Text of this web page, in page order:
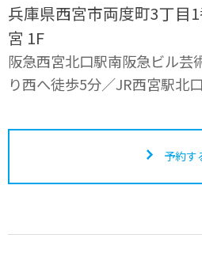
兵庫県西宮市両度町3丁
宮 1F
阪急西宮北口駅南阪急ビル芸
り西へ徒歩5分／JR西宮駅北
予約す